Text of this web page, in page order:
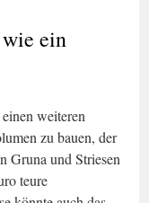
ein
weiteren
zu bauen, der
Gruna und Striesen
teure